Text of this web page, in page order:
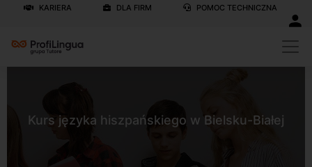
KARIERA DLA FIRM POMOC TECHNICZNA
Kurs języka hiszpańskiego w Bielsku-Białej